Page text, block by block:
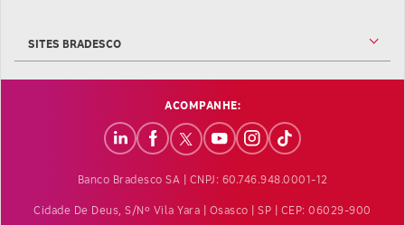
SITES BRADESCO
ACOMPANHE:
Banco Bradesco SA | CNPJ: 60.746.948.0001-12
Cidade De Deus, S/nº Vila Yara | Osasco | SP | CEP: 06029-900